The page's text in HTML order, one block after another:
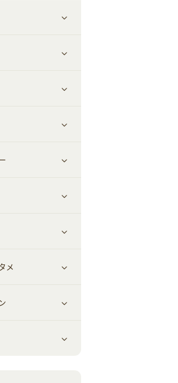
フトウェア
バー
SIM
ツ
・レンタル
メ